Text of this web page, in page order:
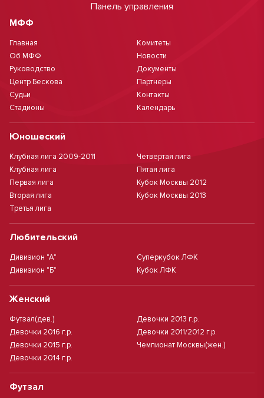
Панель управления
МФФ
Главная
Об МФФ
Руководство
Центр Бескова
Судьи
Стадионы
Комитеты
Новости
Документы
Партнеры
Контакты
Календарь
Юношеский
Клубная лига 2009-2011
Клубная лига
Первая лига
Вторая лига
Третья лига
Четвертая лига
Пятая лига
Кубок Москвы 2012
Кубок Москвы 2013
Любительский
Дивизион "А"
Дивизион "Б"
Суперкубок ЛФК
Кубок ЛФК
Женский
Футзал(дев.)
Девочки 2016 г.р.
Девочки 2015 г.р.
Девочки 2014 г.р.
Девочки 2013 г.р.
Девочки 2011/2012 г.р.
Чемпионат Москвы(жен.)
Футзал